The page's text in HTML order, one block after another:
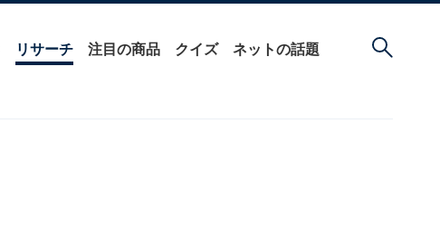
リサーチ 注目の商品 クイズ ネットの話題